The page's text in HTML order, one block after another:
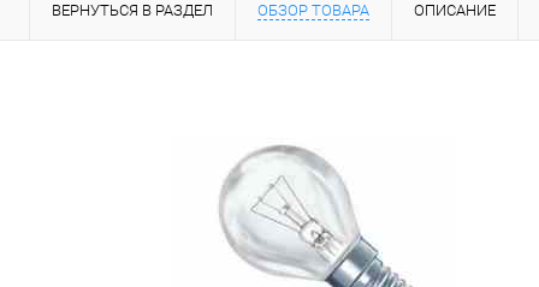
ВЕРНУТЬСЯ В РАЗДЕЛ ОБЗОР ТОВАРА ОПИСАНИЕ